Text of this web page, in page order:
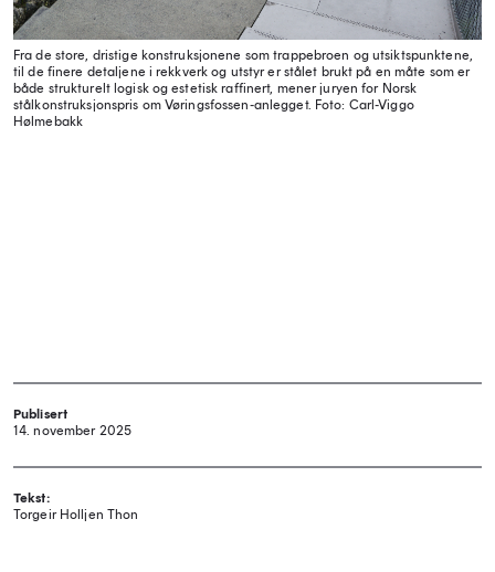
Fra de store, dristige konstruksjonene som trappebroen og utsiktspunktene,
til de finere detaljene i rekkverk og utstyr er stålet brukt på en måte som er
både strukturelt logisk og estetisk raffinert, mener juryen for Norsk
stålkonstruksjonspris om Vøringsfossen-anlegget. Foto: Carl-Viggo
Hølmebakk
Publisert
14. november 2025
Tekst:
Torgeir Holljen Thon